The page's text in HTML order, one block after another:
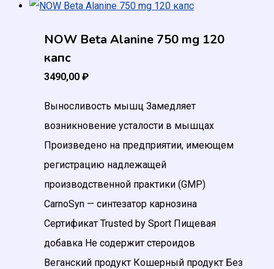
NOW Beta Alanine 750 mg 120
капс
3490,00 ₽
Выносливость мышц Замедляет
возникновение усталости в мышцах
Произведено на предприятии, имеющем
регистрацию надлежащей
производственной практики (GMP)
CarnoSyn — синтезатор карнозина
Сертификат Trusted by Sport Пищевая
добавка Не содержит стероидов
Веганский продукт Кошерный продукт Без